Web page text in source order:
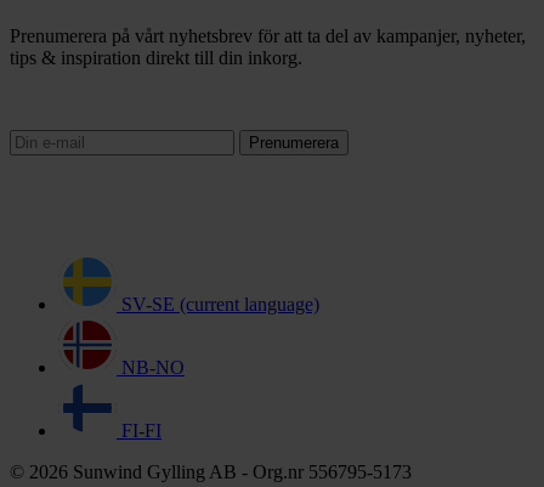
Prenumerera på vårt nyhetsbrev för att ta del av kampanjer, nyheter,
tips & inspiration direkt till din inkorg.
Prenumerera
SV-SE (current language)
NB-NO
FI-FI
© 2026 Sunwind Gylling AB - Org.nr 556795-5173